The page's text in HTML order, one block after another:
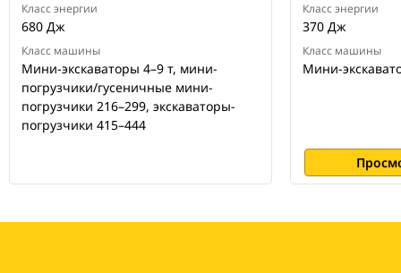
Класс энергии
680 Дж
Класс машины
Мини-экскаваторы 4–9 т, мини-
погрузчики/гусеничные мини-
погрузчики 216–299, экскаваторы-
погрузчики 415–444
Класс энергии
370 Дж
Класс машины
Мини-